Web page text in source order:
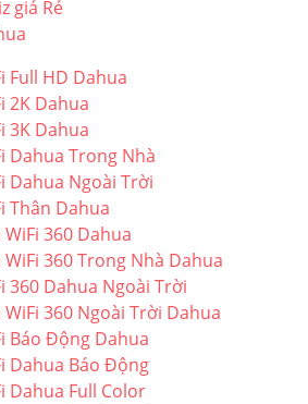
giá Rẻ
Full HD Dahua
2K Dahua
3K Dahua
Dahua Trong Nhà
Dahua Ngoài Trời
Thân Dahua
360 Dahua
WiFi 360 Trong Nhà Dahua
360 Dahua Ngoài Trời
WiFi 360 Ngoài Trời Dahua
Báo Động Dahua
Dahua Báo Động
Dahua Full Color